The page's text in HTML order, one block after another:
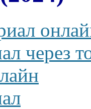
через